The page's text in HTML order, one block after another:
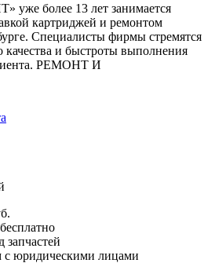
более 13 лет занимается
картриджей и ремонтом
Специалисты фирмы стремятся
качества и быстроты выполнения
РЕМОНТ И
запчастей
с юридическими лицами